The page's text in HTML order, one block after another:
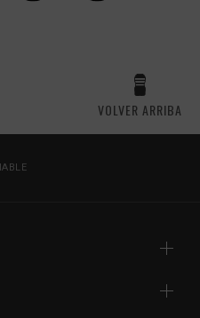
VOLVER ARRIBA